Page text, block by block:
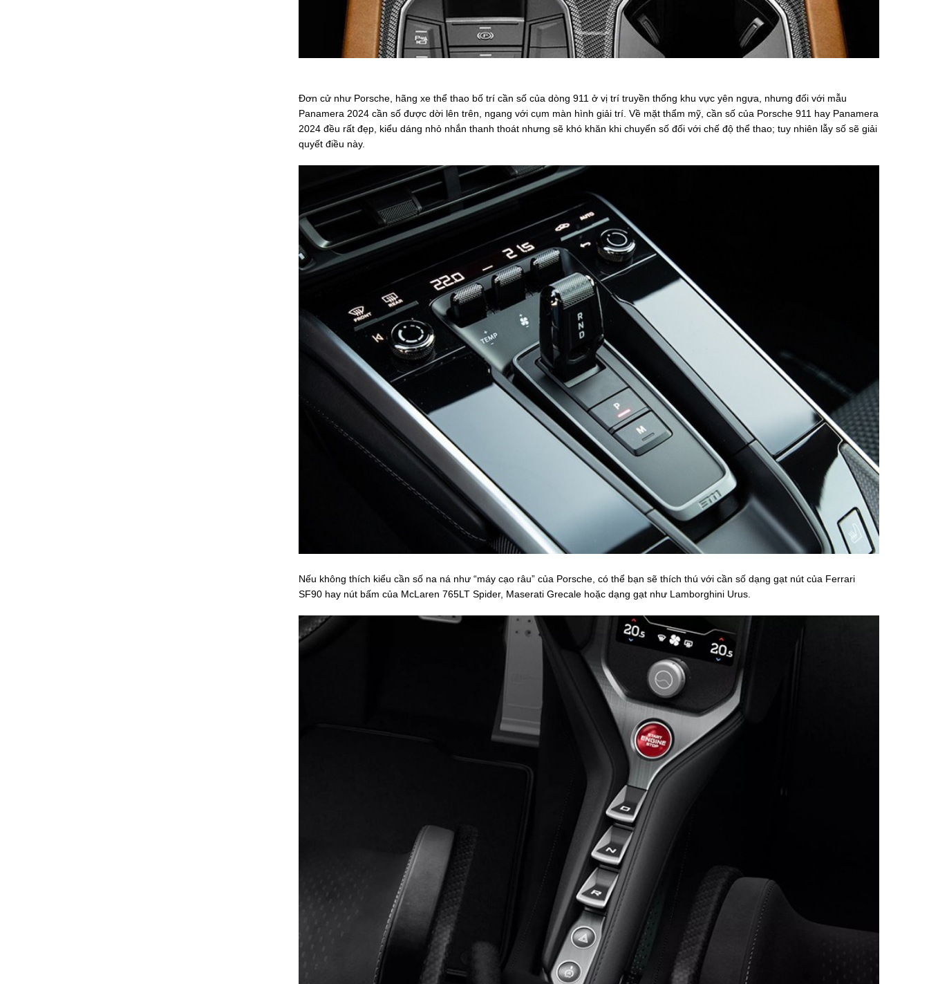
Đơn cử như Porsche, hãng xe thể thao bố trí cần số của dòng 911 ở vị trí truyền thống khu vực yên ngựa, nhưng đối với mẫu
Panamera 2024 cần số được dời lên trên, ngang với cụm màn hình giải trí. Về mặt thẩm mỹ, cần số của Porsche 911 hay Panamera
2024 đều rất đẹp, kiểu dáng nhỏ nhắn thanh thoát nhưng sẽ khó khăn khi chuyển số đối với chế độ thể thao; tuy nhiên lẫy số sẽ giải
quyết điều này.
Nếu không thích kiểu cần số na ná như “máy cạo râu” của Porsche, có thể bạn sẽ thích thú với cần số dạng gạt nút của Ferrari
SF90 hay nút bấm của McLaren 765LT Spider, Maserati Grecale hoặc dạng gạt như Lamborghini Urus.